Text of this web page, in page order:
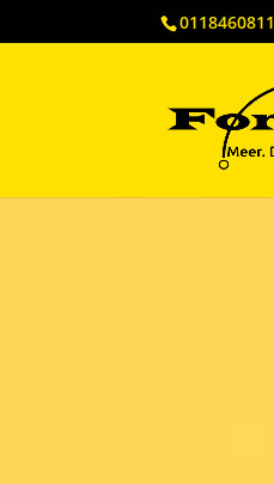
0118460811